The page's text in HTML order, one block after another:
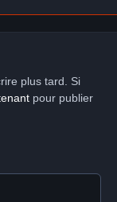
plus tard. Si
pour publier